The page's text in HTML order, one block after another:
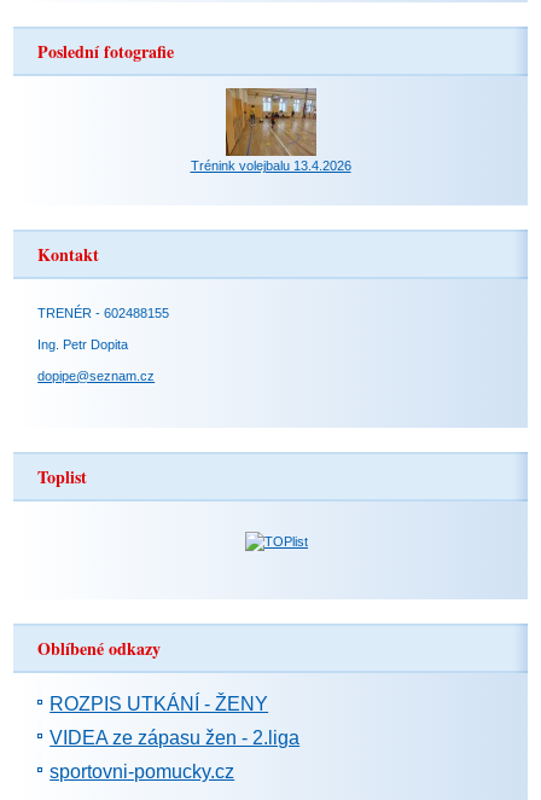
Poslední fotografie
Trénink volejbalu 13.4.2026
Kontakt
TRENÉR - 602488155
Ing. Petr Dopita
dopipe@seznam.cz
Toplist
Oblíbené odkazy
ROZPIS UTKÁNÍ - ŽENY
VIDEA ze zápasu žen - 2.liga
sportovni-pomucky.cz